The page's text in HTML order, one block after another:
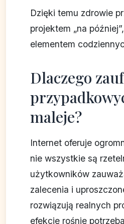
Dzięki temu zdrowie
projektem „na
elementem
Dlaczego
maleje?
Internet oferuje
nie wszystkie są
użytkowników
zalecenia i
rozwiązują realnych
efekcie rośnie